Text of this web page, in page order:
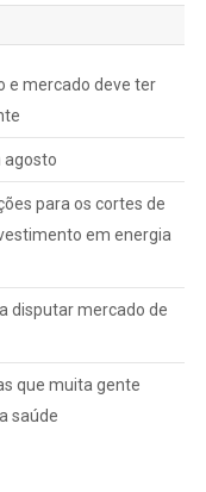
e mercado deve ter
agosto
para os cortes de
em energia
disputar mercado de
que muita gente
saúde